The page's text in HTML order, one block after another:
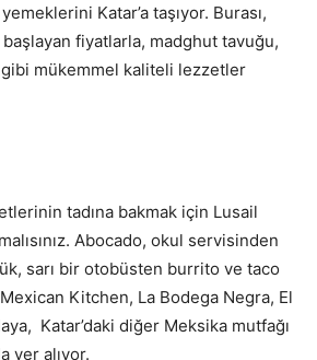
yemeklerini Katar’a taşıyor. Burası,
fiyatlarla, madghut tavuğu,
mükemmel kaliteli lezzetler
tadına bakmak için Lusail
Abocado, okul servisinden
sarı bir otobüsten burrito ve taco
Kitchen, La Bodega Negra, El
Katar’daki diğer Meksika mutfağı
yer alıyor.